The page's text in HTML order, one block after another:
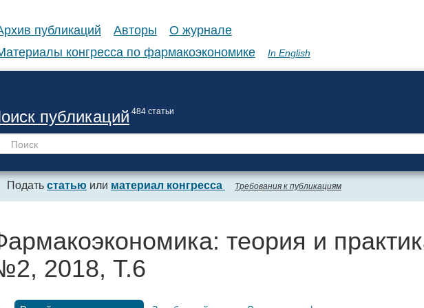
публикаций Авторы
О журнале
конгресса по фармакоэкономике
In English
публикаций 484 статьи
Подать статью или материал конгресса Требования к публикациям
теория и
2018, Т.6